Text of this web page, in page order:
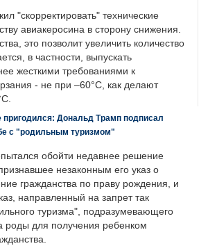
"скорректировать" технические
авиакеросина в сторону снижения.
это позволит увеличить количество
в частности, выпускать
жесткими требованиями к
- не при –60°C, как делают
пригодился: Дональд Трамп подписал
с "родильным туризмом"
обойти недавнее решение
незаконным его указ о
гражданства по праву рождения, и
направленный на запрет так
туризма", подразумевающего
роды для получения ребенком